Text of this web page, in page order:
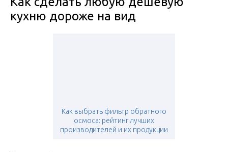
кухню дороже на вид
Как выбрать фильтр обратного
осмоса: рейтинг лучших
производителей и их продукции